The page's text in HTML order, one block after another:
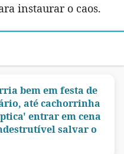
instaurar o caos.
bem em festa de
até cachorrinha
entrar em cena
salvar o